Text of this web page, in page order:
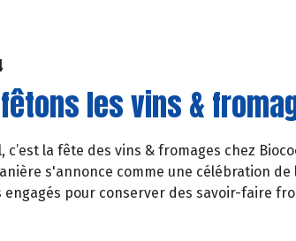
les vins &
c’est la fête des vins & fromages chez
s'annonce comme une célébration
engagés pour conserver des savoir-faire